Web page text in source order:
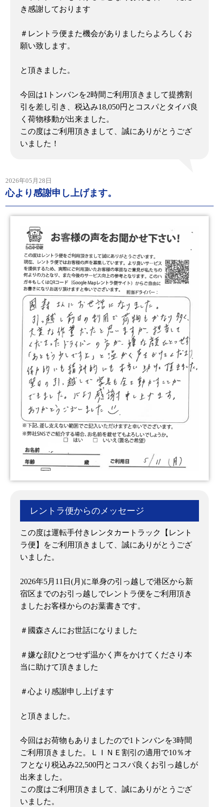
き感謝しております
＃レントラ便また機会がありましたらよろしくお
願い致します。
と頂きました。
今回は1トンバンを2時間ご利用頂きまして提携割
引を差し引き、税込み18,050円とコスパとタイパ良
く荷物移動が出来ました。
この度はご利用頂きまして、誠にありがとうござ
いました！
2026年05月28日
心より感謝申し上げます。
レントラ便からのメッセージ
この度は運転手付きレンタカートラック【レント
ラ便】をご利用頂きまして、誠にありがとうござ
いました。
2026年5月11日(月)に単身の引っ越しで港区から新
宿区までのお引っ越しでレントラ便をご利用頂き
ましたお客様からのお葉書きです。
＃國森さんにお世話になりました
＃嫌な顔ひとつせず温かく声をかけてくださり本
当に助けて頂きました
＃心より感謝申し上げます
と頂きました。
今回はお荷物もありましたので1トンバンを3時間
ご利用頂きました。ＬＩＮＥ割引の適用で10％オ
フとなり税込み22,500円とコスパ良くお引っ越しが
出来ました。
この度はご利用頂きまして、誠にありがとうござ
いました。